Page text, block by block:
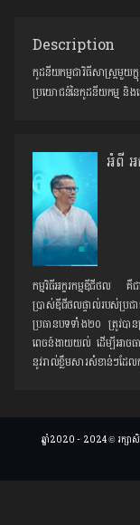
Description
កូដនីយកម្មជាវិធីសាស្ត្រមួយ
ប្រយោជន៍នៃកូដនីយកម្ម និង
អំពី អ
កម្មវិធីអក្ខរកម្មឌីជីថល គឺ
ប្រាស់ឌីជីថលផ្ទាល់របស់ប្
ប្រធានបទទាំង២០ ត្រូវបា
ពេចន៍ងាយយល់ ដើម្បីអាចធ
នូវរាល់ខ្លឹមសារសំខាន់ៗដែល
ឆ្នាំ2020 - 2024 © រក្សាសិ